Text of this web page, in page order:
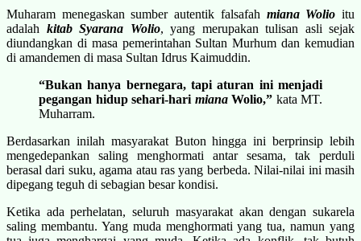
Muharam menegaskan sumber autentik falsafah miana Wolio itu
adalah kitab Syarana Wolio, yang merupakan tulisan asli sejak
diundangkan di masa pemerintahan Sultan Murhum dan kemudian
di amandemen di masa Sultan Idrus Kaimuddin.
“Bukan hanya bernegara, tapi aturan ini menjadi
pegangan hidup sehari-hari mianaWolio,” kata MT.
Muharram.
Berdasarkan inilah masyarakat Buton hingga ini berprinsip lebih
mengedepankan saling menghormati antar sesama, tak perduli
berasal dari suku, agama atau ras yang berbeda. Nilai-nilai ini masih
dipegang teguh di sebagian besar kondisi.
Ketika ada perhelatan, seluruh masyarakat akan dengan sukarela
saling membantu. Yang muda menghormati yang tua, namun yang